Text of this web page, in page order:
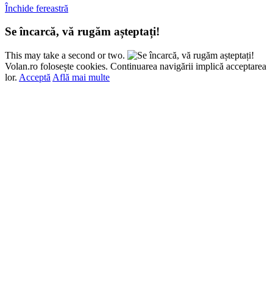
Închide fereastră
Se încarcă, vă rugăm așteptați!
This may take a second or two.
Volan.ro folosește cookies. Continuarea navigării implică acceptarea
lor. Acceptă Află mai multe